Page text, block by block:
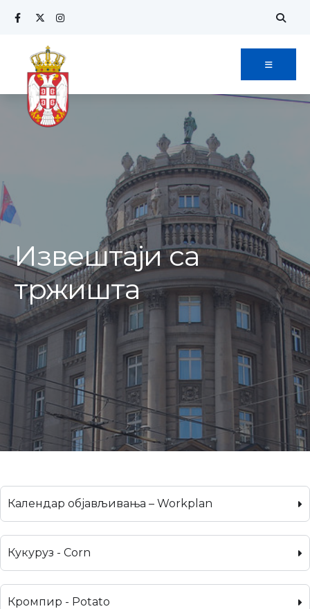
Извештаји са
тржишта
Календар објављивања – Workplan
Кукуруз - Corn
Кромпир - Potato